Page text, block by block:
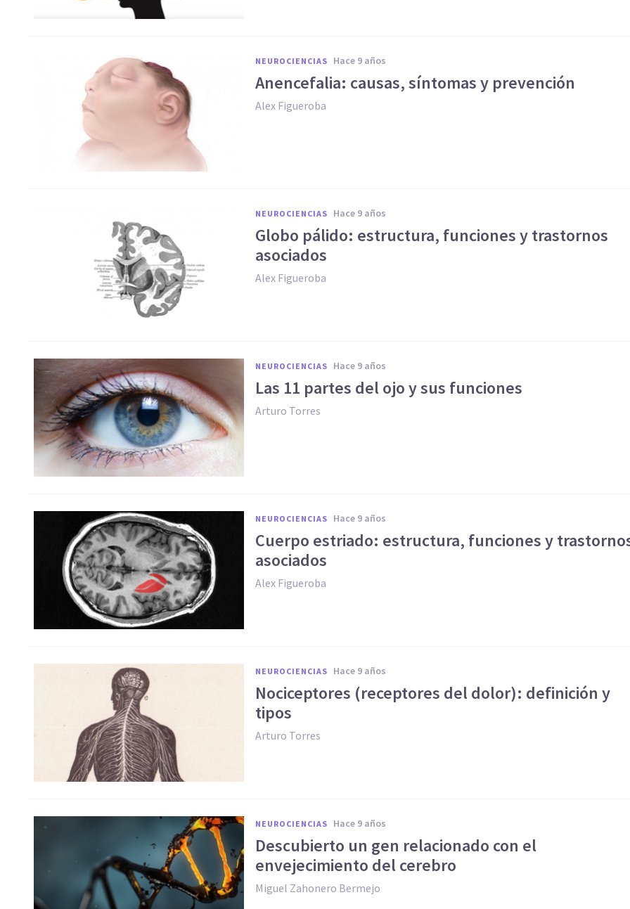
NEUROCIENCIAS hace 9 años
Anencefalia: causas, síntomas y prevención
Alex Figueroba
NEUROCIENCIAS hace 9 años
Globo pálido: estructura, funciones y trastornos
asociados
Alex Figueroba
NEUROCIENCIAS hace 9 años
Las 11 partes del ojo y sus funciones
Arturo Torres
NEUROCIENCIAS hace 9 años
Cuerpo estriado: estructura, funciones y
asociados
Alex Figueroba
NEUROCIENCIAS hace 9 años
Nociceptores (receptores del dolor): definición y
tipos
Arturo Torres
NEUROCIENCIAS hace 9 años
Descubierto un gen relacionado con el
envejecimiento del cerebro
Miguel Zahonero Bermejo